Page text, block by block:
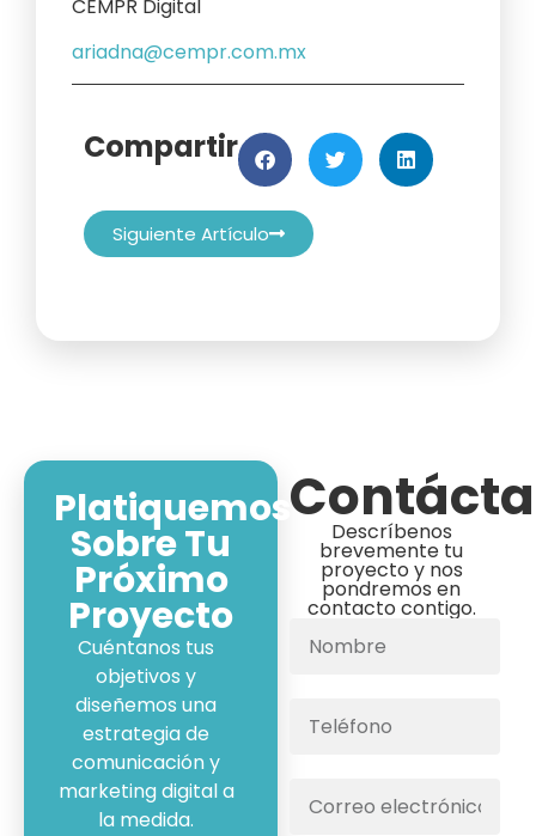
CEMPR Digital
ariadna@cempr.com.mx
Compartir
Siguiente Artículo
Platiquemos
Sobre Tu
Próximo
Proyecto
Cuéntanos tus
objetivos y
diseñemos una
estrategia de
comunicación y
marketing digital a
la medida.
Descríbenos
brevemente tu
proyecto y nos
pondremos en
contacto contigo.